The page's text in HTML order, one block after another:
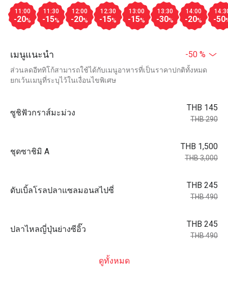
11:00
-20%
11:30
-15%
12:00
-20%
12:30
-15%
13:00
-15%
13:30
-30%
14:00
-20% -50
เมนูแนะนำ -50 %
ส่วนลดอีททิโก้สามารถใช้ได้กับเมนูอาหารที่เป็นราคาปกติทั้งหมด
ยกเว้นเมนูที่ระบุไว้ในเงื่อนไขพิเศษ
ซูชิฟัวกราส์มะม่วง
THB 145
THB 290
ชุดซาชิมิ A
THB 1,500
THB 3,000
ดับเบิ้ลโรลปลาแซลมอนสไปซี่
THB 245
THB 490
ปลาไหลญี่ปุ่นย่างซีอิ๊ว
THB 245
THB 490
ดูทั้งหมด